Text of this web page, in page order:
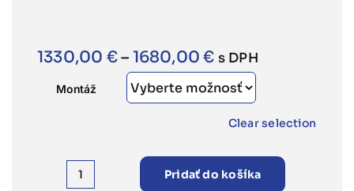
1330,00 €– 1680,00€Price
range:
1330,00 €
1680,00 €
s DPH
Montáž
Clear selection
množstvo
Pridať do košíka